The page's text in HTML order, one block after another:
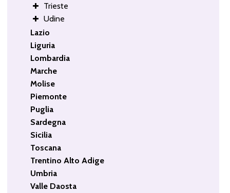
Trieste
Udine
Lazio
Liguria
Lombardia
Marche
Molise
Piemonte
Puglia
Sardegna
Sicilia
Toscana
Trentino Alto Adige
Umbria
Valle Daosta